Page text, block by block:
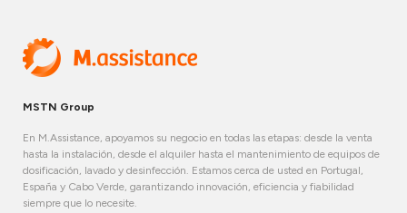
MSTN Group
En M.Assistance, apoyamos su negocio en todas las etapas: desde la venta
hasta la instalación, desde el alquiler hasta el mantenimiento de equipos de
dosificación, lavado y desinfección. Estamos cerca de usted en Portugal,
España y Cabo Verde, garantizando innovación, eficiencia y fiabilidad
siempre que lo necesite.